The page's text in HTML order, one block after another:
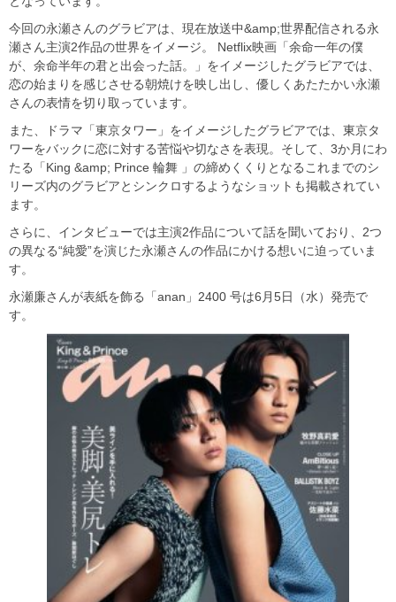
今回の永瀬さんのグラビアは、現在放送中&amp;世界配信される永
瀬さん主演2作品の世界をイメージ。 Netflix映画「余命一年の僕
が、余命半年の君と出会った話。」をイメージしたグラビアでは、
恋の始まりを感じさせる朝焼けを映し出し、優しくあたたかい永瀬
さんの表情を切り取っています。
また、ドラマ「東京タワー」をイメージしたグラビアでは、東京タ
ワーをバックに恋に対する苦悩や切なさを表現。そして、3か月にわ
たる「King &amp; Prince 輪舞 」の締めくくりとなるこれまでのシ
リーズ内のグラビアとシンクロするようなショットも掲載されてい
ます。
さらに、インタビューでは主演2作品について話を聞いており、2つ
の異なる“純愛”を演じた永瀬さんの作品にかける想いに迫っていま
す。
永瀬廉さんが表紙を飾る「anan」2400 号は6月5日（水）発売で
す。